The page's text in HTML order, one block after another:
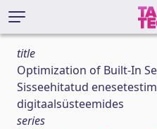
title
Optimization of Built-In
Sisseehitatud
digitaalsüsteemides
series